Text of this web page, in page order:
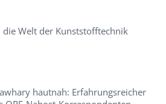
die Welt der Kunststofftechnik
hautnah: Erfahrungsreicher